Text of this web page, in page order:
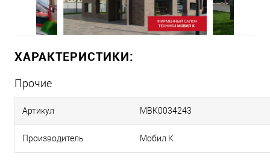
ХАРАКТЕРИСТИКИ:
Прочие
Артикул MBK0034243
Производитель Мобил К